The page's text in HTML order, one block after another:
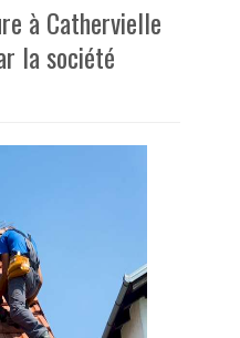
à Cathervielle
la société